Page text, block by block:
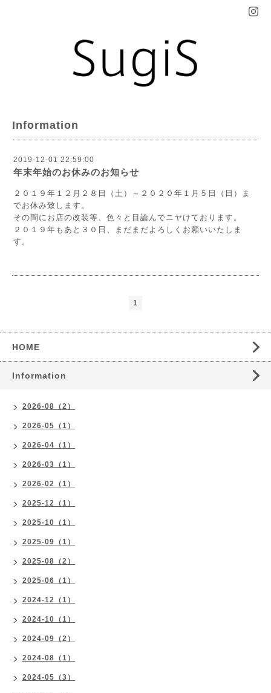
Information
2019-12-01 22:59:00
年末年始のお休みのお知らせ
２０１９年１２月２８日（土）～２０２０年１月５日（日）ま
でお休み致します。
その間にお店の改装等、色々と目論んでニヤけております。
２０１９年もあと３０日、まだまだよろしくお願いいたしま
す。
1
HOME
Information
2026-08（2）
2026-05（1）
2026-04（1）
2026-03（1）
2026-02（1）
2025-12（1）
2025-10（1）
2025-09（1）
2025-08（2）
2025-06（1）
2024-12（1）
2024-10（1）
2024-09（2）
2024-08（1）
2024-05（3）